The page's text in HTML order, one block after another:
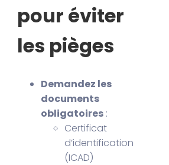
pour éviter
les pièges
Demandez les
documents
obligatoires :
Certificat
d’identification
(ICAD)